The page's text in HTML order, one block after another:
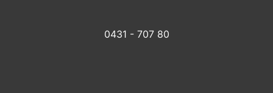
0431 - 707 80